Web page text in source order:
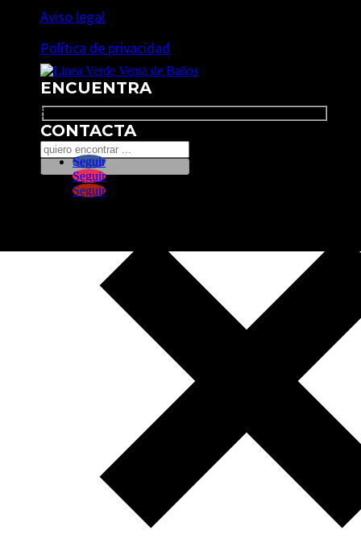
Aviso legal
Política de privacidad
ENCUENTRA
Search
CONTACTA
Seguir
Seguir
Seguir